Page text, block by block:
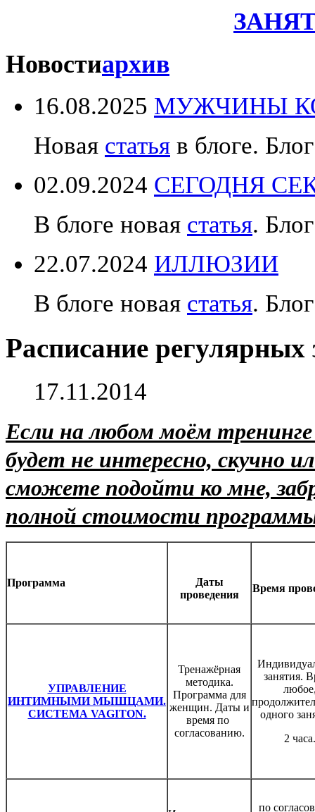
Новостиархив
16.08.2025 МУЖЧИНЫ
Новая статья в блоге.
02.09.2024 СЕГОДНЯ
В блоге новая статья.
22.07.2024 ИЛЛЮЗИИ
В блоге новая статья.
Расписание регулярных
17.11.2014
Если на любом моём
будет не интересно, скучно
сможете подойти ко мне,
полной стоимости
Программа
Даты
проведения
Время
УПРАВЛЕНИЕ
ИНТИМНЫМИ МЫШЦАМИ.
СИСТЕМА VAGITON.
Тренажёрная
методика.
Программа для
женщин. Даты и
время по
согласованию.
занятия.
одного
2 часа.
по